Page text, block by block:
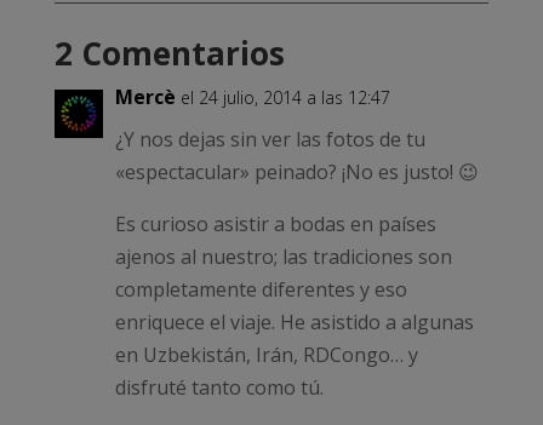
2 Comentarios
Mercè el 24 julio, 2014 a las 12:47
¿Y nos dejas sin ver las fotos de tu
«espectacular» peinado? ¡No es justo! 😉
Es curioso asistir a bodas en países
ajenos al nuestro; las tradiciones son
completamente diferentes y eso
enriquece el viaje. He asistido a algunas
en Uzbekistán, Irán, RDCongo… y
disfruté tanto como tú.